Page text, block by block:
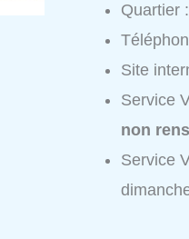
Quartier :
Site
Service
non
Service